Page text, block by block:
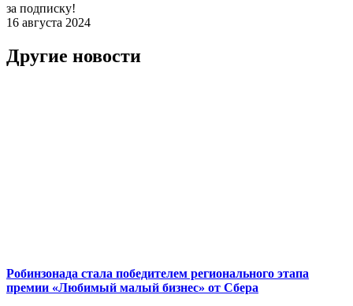
за подписку!
16 августа 2024
Другие новости
Робинзонада стала победителем регионального этапа
премии «Любимый малый бизнес» от Сбера